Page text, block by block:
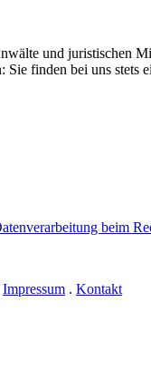
und juristischen
finden bei uns
beim
Impressum . Kontakt